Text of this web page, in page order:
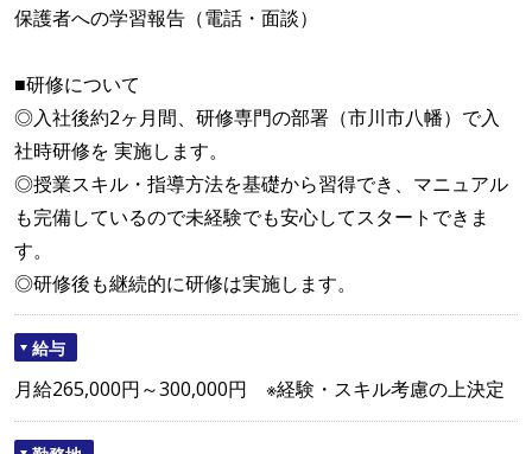
保護者への学習報告（電話・面談）
■研修について
◎入社後約2ヶ月間、研修専門の部署（市川市八幡）で入
社時研修を 実施します。
◎授業スキル・指導方法を基礎から習得でき、マニュアル
も完備しているので未経験でも安心してスタートできま
す。
◎研修後も継続的に研修は実施します。
給与
月給265,000円～300,000円 ※経験・スキル考慮の上決定